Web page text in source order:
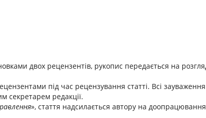
двох рецензентів, рукопис передається на
під час рецензування статті. Всі зауваження
секретарем редакції.
», стаття надсилається автору на